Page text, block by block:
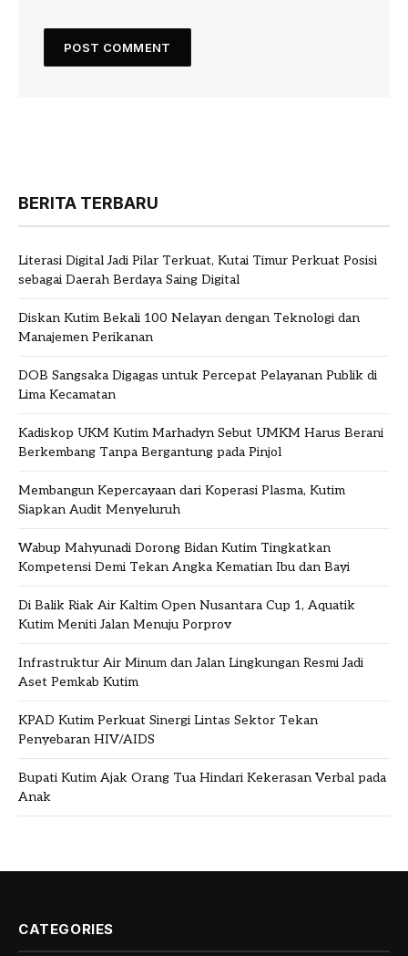
BERITA TERBARU
Literasi Digital Jadi Pilar Terkuat, Kutai Timur Perkuat Posisi
sebagai Daerah Berdaya Saing Digital
Diskan Kutim Bekali 100 Nelayan dengan Teknologi dan
Manajemen Perikanan
DOB Sangsaka Digagas untuk Percepat Pelayanan Publik di
Lima Kecamatan
Kadiskop UKM Kutim Marhadyn Sebut UMKM Harus Berani
Berkembang Tanpa Bergantung pada Pinjol
Membangun Kepercayaan dari Koperasi Plasma, Kutim
Siapkan Audit Menyeluruh
Wabup Mahyunadi Dorong Bidan Kutim Tingkatkan
Kompetensi Demi Tekan Angka Kematian Ibu dan Bayi
Di Balik Riak Air Kaltim Open Nusantara Cup 1, Aquatik
Kutim Meniti Jalan Menuju Porprov
Infrastruktur Air Minum dan Jalan Lingkungan Resmi Jadi
Aset Pemkab Kutim
KPAD Kutim Perkuat Sinergi Lintas Sektor Tekan
Penyebaran HIV/AIDS
Bupati Kutim Ajak Orang Tua Hindari Kekerasan Verbal pada
Anak
CATEGORIES